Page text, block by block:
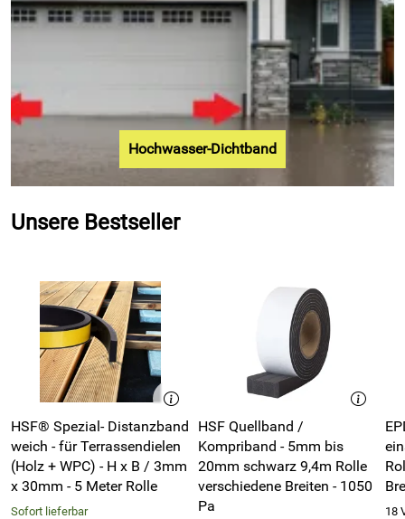
Hochwasser-Dichtband
Unsere Bestseller
HSF® Spezial- Distanzband
weich - für Terrassendielen
(Holz + WPC) - H x B / 3mm
x 30mm - 5 Meter Rolle
Sofort lieferbar
HSF Quellband /
Kompriband - 5mm bis
20mm schwarz 9,4m Rolle
verschiedene Breiten - 1050
Pa
Rolle -
18